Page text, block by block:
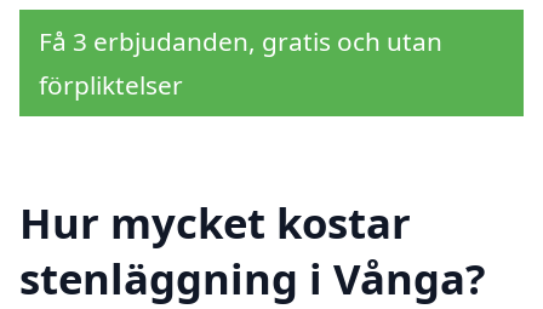
Få 3 erbjudanden, gratis och utan
förpliktelser
Hur mycket kostar
stenläggning i Vånga?